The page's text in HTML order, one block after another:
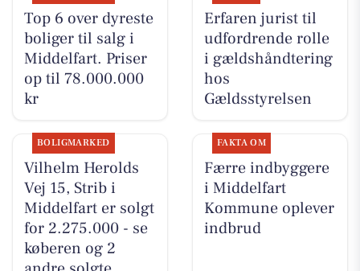
Top 6 over dyreste
boliger til salg i
Middelfart. Priser
op til 78.000.000
kr
Erfaren jurist til
udfordrende rolle
i gældshåndtering
hos
Gældsstyrelsen
BOLIGMARKED
Vilhelm Herolds
Vej 15, Strib i
Middelfart er solgt
for 2.275.000 - se
køberen og 2
FAKTA OM
Færre indbyggere
i Middelfart
Kommune oplever
indbrud